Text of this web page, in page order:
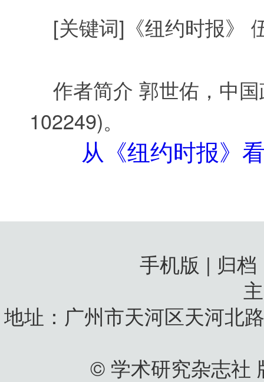
[关键词] 《纽约时报》
作者简介 郭世佑，中
102249)。
从《纽约时报》
手机版 | 归
地址：广州市天河区天河北
© 学术研究杂志社